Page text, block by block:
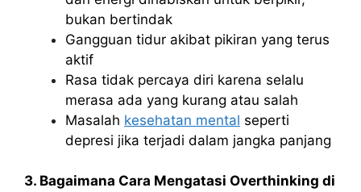
bukan bertindak
Gangguan tidur akibat pikiran yang terus
aktif
Rasa tidak percaya diri karena selalu
merasa ada yang kurang atau salah
Masalah kesehatan mental seperti
depresi jika terjadi dalam jangka panjang
3. Bagaimana Cara Mengatasi Overthinking di